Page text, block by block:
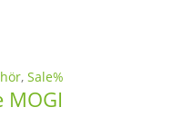
, Sale%
MOGI